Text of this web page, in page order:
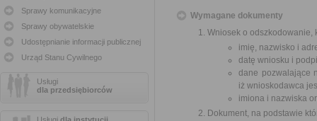
Sprawy komunikacyjne
Sprawy obywatelskie
Udostępnianie informacji publicznej
Urząd Stanu Cywilnego
Usługi
dla przedsiębiorców
Wymagane dokumenty
Wniosek o odszkodowanie,
imię, nazwisko i
datę wniosku i
dane pozwalające
iż wnioskodawca
imiona i nazwiska
Dokument, na podstawie